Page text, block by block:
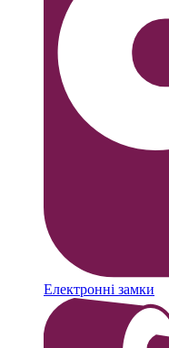
Електронні замки